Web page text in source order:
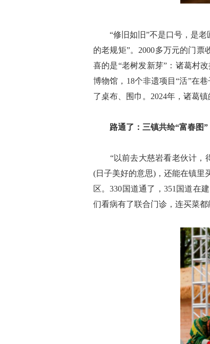
“修旧如旧”不是口号，是老
的老规矩”。2000多万元的门
喜的是“老树发新芽”：诸葛村
博物馆，18个非遗项目“活”在
了桌布、围巾。2024年，诸葛
路通了：三镇共绘“富春图”
“以前去大慈岩看老伙计，得
(日子美好的意思)，还能在镇里
区。330国道通了，351国道在
们看病有了联合门诊，连买菜都